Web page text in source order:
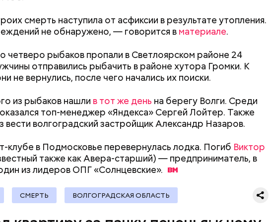
смерть наступила от асфиксии в результате утопления.
не обнаружено, — говорится в материале.
четверо рыбаков пропали в Светлоярском районе 24
отправились рыбачить в районе хутора Громки. К
не вернулись, после чего начались их поиски.
из рыбаков нашли в тот же день на берегу Волги. Среди
топ-менеджер «Яндекса» Сергей Лойтер. Также
вести волгоградский застройщик Александр Назаров.
клубе в Подмосковье перевернулась лодка. Погиб Виктор
также как Авера-старший) — предприниматель, в
из лидеров ОПГ«Солнцевские».
СМЕРТЬ ВОЛГОГРАДСКАЯ ОБЛАСТЬ
отравить только отчима. Тогда следователи
что мотивом преступления была квартира родителей,
их смерти перешла бы сыну. Но спустя несколько
Как поменять батареи дома и
не получить штраф
Как получить до 100 тысяч
рублей от государства при